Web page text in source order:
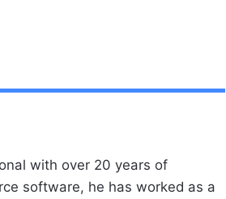
with over 20 years of
software, he has worked as a